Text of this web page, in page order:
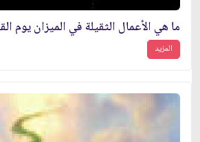
ما هي الأعمال الثقيلة في الميزان يوم
المزيد